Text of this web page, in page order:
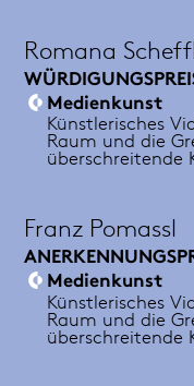
Romana
Medienkunst
Künstlerisches
Raum und die
überschreitende
Franz Pomassl
Medienkunst
Künstlerisches
Raum und die
überschreitende